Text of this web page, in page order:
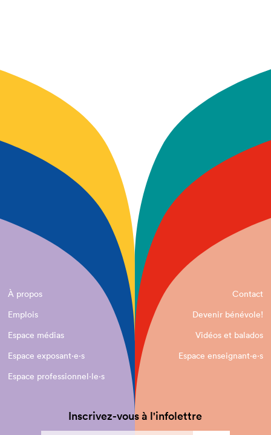
À propos
Contact
Emplois
Devenir bénévole!
Espace médias
Vidéos et balados
Espace exposant·e⋅s
Espace enseignant·e⋅s
Espace professionnel·le⋅s
Inscrivez-vous à l'infolettre